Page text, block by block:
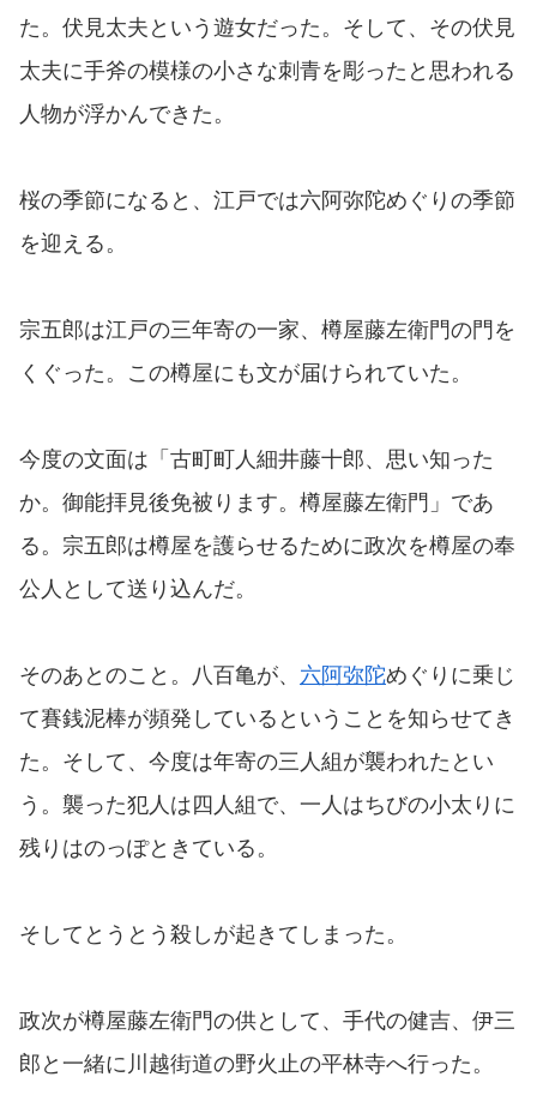
た。伏見太夫という遊女だった。そして、その伏見
太夫に手斧の模様の小さな刺青を彫ったと思われる
人物が浮かんできた。
桜の季節になると、江戸では六阿弥陀めぐりの季節
を迎える。
宗五郎は江戸の三年寄の一家、樽屋藤左衛門の門を
くぐった。この樽屋にも文が届けられていた。
今度の文面は「古町町人細井藤十郎、思い知った
か。御能拝見後免被ります。樽屋藤左衛門」であ
る。宗五郎は樽屋を護らせるために政次を樽屋の奉
公人として送り込んだ。
そのあとのこと。八百亀が、 六阿弥陀めぐりに乗じ
て賽銭泥棒が頻発しているということを知らせてき
た。そして、今度は年寄の三人組が襲われたとい
う。襲った犯人は四人組で、一人はちびの小太りに
残りはのっぽときている。
そしてとうとう殺しが起きてしまった。
政次が樽屋藤左衛門の供として、手代の健吉、伊三
郎と一緒に川越街道の野火止の平林寺へ行った。